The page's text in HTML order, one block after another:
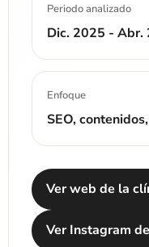
Periodo analizado
Dic. 2025 - Abr.
Enfoque
SEO,
Ver web de la
Ver Instagram